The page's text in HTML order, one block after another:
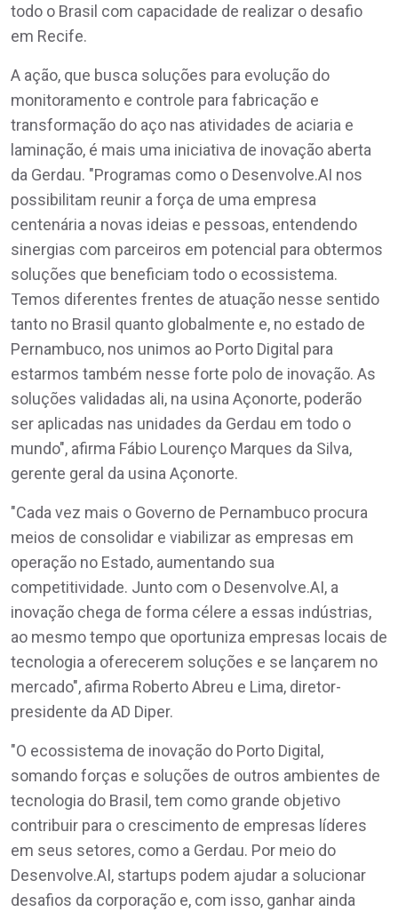
todo o Brasil com capacidade de realizar o desafio
em Recife.
A ação, que busca soluções para evolução do
monitoramento e controle para fabricação e
transformação do aço nas atividades de aciaria e
laminação, é mais uma iniciativa de inovação aberta
da Gerdau. "Programas como o Desenvolve.AI nos
possibilitam reunir a força de uma empresa
centenária a novas ideias e pessoas, entendendo
sinergias com parceiros em potencial para obtermos
soluções que beneficiam todo o ecossistema.
Temos diferentes frentes de atuação nesse sentido
tanto no Brasil quanto globalmente e, no estado de
Pernambuco, nos unimos ao Porto Digital para
estarmos também nesse forte polo de inovação. As
soluções validadas ali, na usina Açonorte, poderão
ser aplicadas nas unidades da Gerdau em todo o
mundo", afirma Fábio Lourenço Marques da Silva,
gerente geral da usina Açonorte.
"Cada vez mais o Governo de Pernambuco procura
meios de consolidar e viabilizar as empresas em
operação no Estado, aumentando sua
competitividade. Junto com o Desenvolve.AI, a
inovação chega de forma célere a essas indústrias,
ao mesmo tempo que oportuniza empresas locais de
tecnologia a oferecerem soluções e se lançarem no
mercado", afirma Roberto Abreu e Lima, diretor-
presidente da AD Diper.
"O ecossistema de inovação do Porto Digital,
somando forças e soluções de outros ambientes de
tecnologia do Brasil, tem como grande objetivo
contribuir para o crescimento de empresas líderes
em seus setores, como a Gerdau. Por meio do
Desenvolve.AI, startups podem ajudar a solucionar
desafios da corporação e, com isso, ganhar ainda